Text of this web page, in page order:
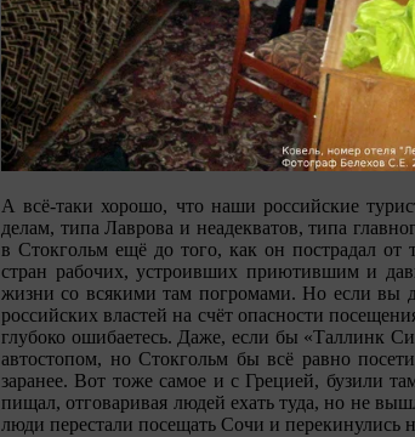
А всё-таки хорошо, что наши российские
делам, типа Лаврова и неадекватов, типа
в Стокгольм ещё до того, как он пострадал
стран рабочих, устроивших приютившим и
жизни со всякими там погромами. Но если вы
российских властей на счёт опасности
глубоко ошибаетесь. Даже, если бы «Таллинк
автостопом, но Стокгольм бы всё равно
заранее. Вот тоже самое и с Грецией, бузили
пищал, отговаривая людей ехать туда, но не
люди перестали посещать Сочи и перекинулись